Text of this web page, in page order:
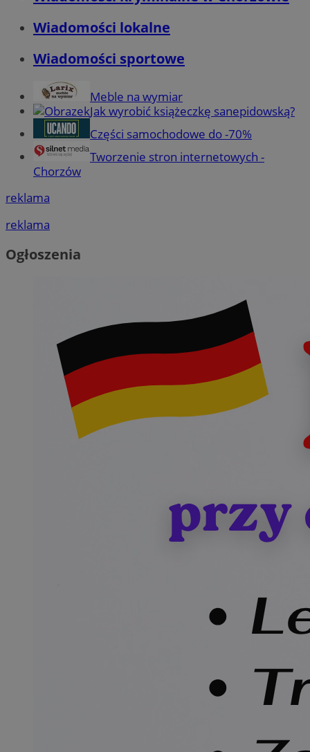
Wiadomości lokalne
Wiadomości sportowe
Meble na wymiar
Jak wyrobić książeczkę sanepidowską?
Części samochodowe do -70%
Tworzenie stron internetowych -
Chorzów
reklama
reklama
Ogłoszenia